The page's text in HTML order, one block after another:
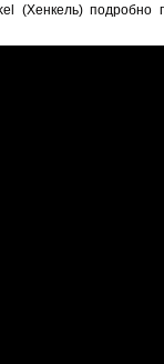
(Хенкель) подробно